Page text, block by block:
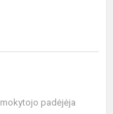
padėjėja